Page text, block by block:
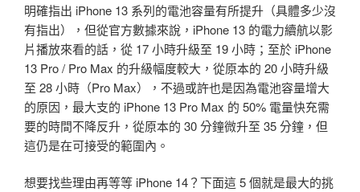
明確指出 iPhone 13 系列的電池容量有所提升（具體多少沒
有指出），但從官方數據來說，iPhone 13 的電力續航以影
片播放來看的話，從 17 小時升級至 19 小時；至於 iPhone
13 Pro / Pro Max 的升級幅度較大，從原本的 20 小時升級
至 28 小時（Pro Max），不過或許也是因為電池容量增大
的原因，最大支的 iPhone 13 Pro Max 的 50% 電量快充需
要的時間不降反升，從原本的 30 分鐘微升至 35 分鐘，但
這仍是在可接受的範圍內。
想要找些理由再等等 iPhone 14？下面這 5 個就是最大的挑